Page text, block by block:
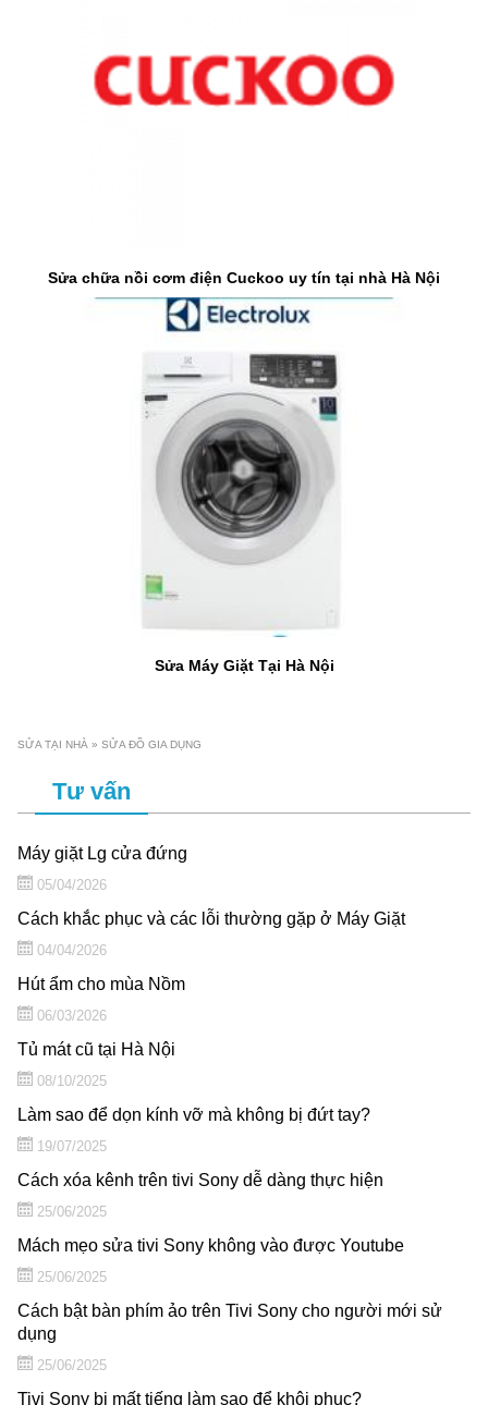
Sửa chữa nồi cơm điện Cuckoo uy tín tại nhà Hà Nội
Sửa Máy Giặt Tại Hà Nội
SỬA TẠI NHÀ » SỬA ĐỒ GIA DỤNG
Tư vấn
Máy giặt Lg cửa đứng
05/04/2026
Cách khắc phục và các lỗi thường gặp ở Máy Giặt
04/04/2026
Hút ẩm cho mùa Nồm
06/03/2026
Tủ mát cũ tại Hà Nội
08/10/2025
Làm sao để dọn kính vỡ mà không bị đứt tay?
19/07/2025
Cách xóa kênh trên tivi Sony dễ dàng thực hiện
25/06/2025
Mách mẹo sửa tivi Sony không vào được Youtube
25/06/2025
Cách bật bàn phím ảo trên Tivi Sony cho người mới sử
dụng
25/06/2025
Tivi Sony bị mất tiếng làm sao để khôi phục?